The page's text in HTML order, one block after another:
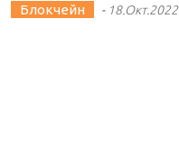
Блокчейн - 18.Окт.2022